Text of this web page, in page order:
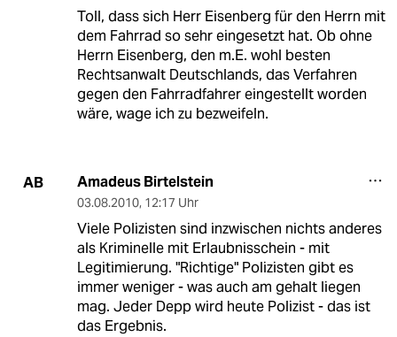
Toll, dass sich Herr Eisenberg für den Herrn mit
dem Fahrrad so sehr eingesetzt hat. Ob ohne
Herrn Eisenberg, den m.E. wohl besten
Rechtsanwalt Deutschlands, das Verfahren
gegen den Fahrradfahrer eingestellt worden
wäre, wage ich zu bezweifeln.
AB Amadeus Birtelstein
03.08.2010, 12:17 Uhr
Viele Polizisten sind inzwischen nichts anderes
als Kriminelle mit Erlaubnisschein - mit
Legitimierung. "Richtige" Polizisten gibt es
immer weniger - was auch am gehalt liegen
mag. Jeder Depp wird heute Polizist - das ist
das Ergebnis.